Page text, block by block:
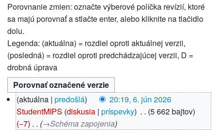
Porovnanie zmien: označte výberové políčka revízií, ktoré
sa majú porovnať a stlačte enter, alebo kliknite na tlačidlo
dolu.
Legenda: (aktuálna) = rozdiel oproti aktuálnej verzii,
(posledná) = rozdiel oproti predchádzajúcej verzii, D =
drobná úprava
6.
jún
2026
aktuálna predošlá
20:19, 6. jún 2026
StudentMIPS diskusia príspevky
5 662 bajtov
−7
→‎Schéma zapojenia